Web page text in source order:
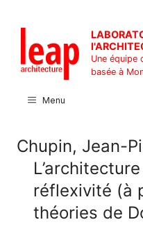
contenu
Une équipe
basée à
Menu
Chupin, Jean-
réflexivité (à
théories de